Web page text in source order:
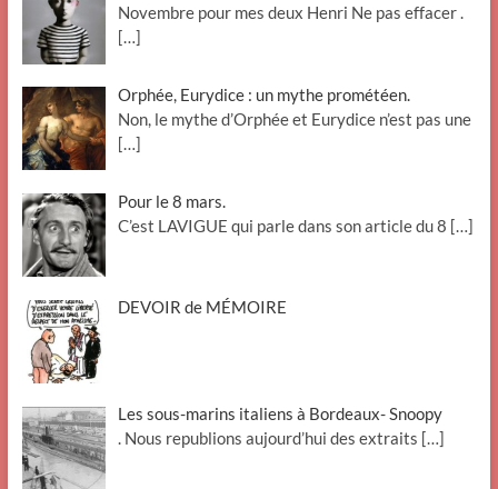
Novembre pour mes deux Henri Ne pas effacer .
[…]
Orphée, Eurydice : un mythe prométéen.
Non, le mythe d’Orphée et Eurydice n’est pas une
[…]
Pour le 8 mars.
C’est LAVIGUE qui parle dans son article du 8 […]
DEVOIR de MÉMOIRE
Les sous-marins italiens à Bordeaux- Snoopy
. Nous republions aujourd’hui des extraits […]